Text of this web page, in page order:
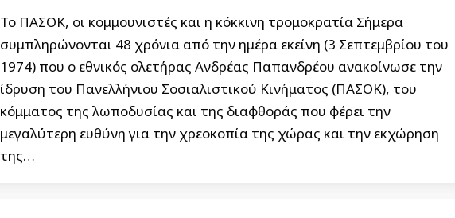
Το ΠΑΣΟΚ, οι κομμουνιστές και η κόκκινη τρομοκρατία Σήμερα
συμπληρώνονται 48 χρόνια από την ημέρα εκείνη (3 Σεπτεμβρίου του
1974) που ο εθνικός ολετήρας Ανδρέας Παπανδρέου ανακοίνωσε την
ίδρυση του Πανελλήνιου Σοσιαλιστικού Κινήματος (ΠΑΣΟΚ), του
κόμματος της λωποδυσίας και της διαφθοράς που φέρει την
μεγαλύτερη ευθύνη για την χρεοκοπία της χώρας και την εκχώρηση
της…